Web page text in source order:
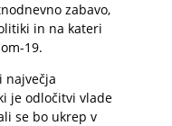
zabavo,
in na kateri
19.
največja
je odločitvi vlade
se bo ukrep v